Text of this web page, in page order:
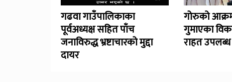
गढवा गाउँपालिकाका
पूर्वअध्यक्ष सहित पाँच
जनाविरुद्ध भ्रष्टाचारको मुद्दा
दायर
गोरुको
गुमाएका
राहत